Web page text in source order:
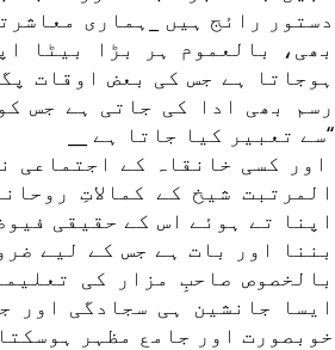
دستور رائج ہیں _ہماری
بھی، بالعموم ہر بڑا بیٹا
ہوجاتا ہے جس کی بعض اوقات
رسم بھی ادا کی جاتی ہے جس
‘‘سے تعبیر کیا جاتا ہے __
اور کسی خانقاہ کے اجتماعی
المرتبت شیخ کے کمالاتِ
اپنا تے ہوئے اس کے حقیقی
بننا اور بات ہے جس کے لیے
بالخصوص صاحبِ مزار کی
ایسا جانشین ہی سجادگی اور
خوبصورت اور جامع مظہر